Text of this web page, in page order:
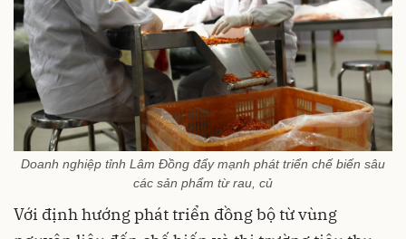
Doanh nghiệp tỉnh Lâm Đồng đẩy mạnh phát triển chế biến sâu
các sản phẩm từ rau, củ
Với định hướng phát triển đồng bộ từ vùng